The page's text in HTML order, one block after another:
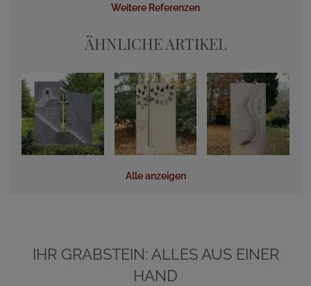
Weitere Referenzen
ÄHNLICHE ARTIKEL
Alle anzeigen
IHR GRABSTEIN: ALLES AUS EINER
HAND